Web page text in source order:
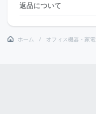
返品について
ホーム オフィス機器・家電